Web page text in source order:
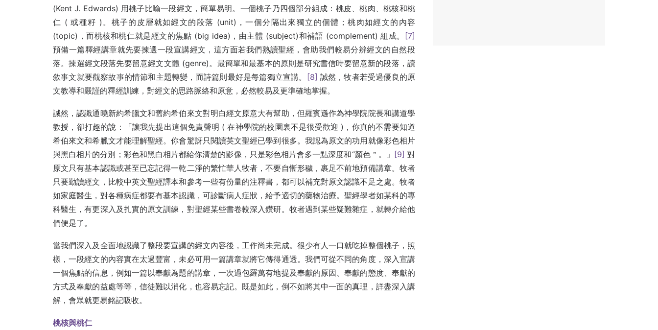
(Kent J. Edwards) 用桃子比喻一段經文，簡單易明。一個桃子乃四個部分組成：桃皮、桃肉、桃核和桃
仁 ( 或種籽 )。桃子的皮層就如經文的段落 (unit)，一個分隔出來獨立的個體；桃肉如經文的內容
(topic)，而桃核和桃仁就是經文的焦點 (big idea)，由主體 (subject)和補語 (complement) 組成。
[7]
預備一篇釋經講章就先要揀選一段宣講經文，這方面若我們熟讀聖經，會助我們較易分辨經文的自然段
落。揀選經文段落先要留意經文文體 (genre)。最簡單和最基本的原則是研究書信時要留意新的段落，讀
敘事文就要觀察故事的情節和主題轉變，而詩篇則最好是每篇獨立宣講。
[8] 誠然，牧者若受過優良的原
文教導和嚴謹的釋經訓練，對經文的思路脈絡和原意，必然較易及更準確地掌握。
誠然，認識通曉新約希臘文和舊約希伯來文對明白經文原意大有幫助，但羅賓遜作為神學院院長和講道學
教授，卻打趣的說：「讓我先提出這個免責聲明 ( 在神學院的校園裏不是很受歡迎 )，你真的不需要知道
希伯來文和希臘文才能理解聖經。你會驚訝只閱讀英文聖經已學到很多。我認為原文的功用就像彩色相片
與黑白相片的分別；彩色和黑白相片都給你清楚的影像，只是彩色相片會多一點深度和“顏色＂。」 [9] 對
原文只有基本認識或甚至已忘記得一乾二淨的繁忙華人牧者，不要自慚形穢，裹足不前地預備講章。牧者
只要勤讀經文，比較中英文聖經譯本和參考一些有份量的注釋書，都可以補充對原文認識不足之處。牧者
如家庭醫生，對各種病症都要有基本認識，可診斷病人症狀，給予適切的藥物治療。聖經學者如某科的專
科醫生，有更深入及扎實的原文訓練，對聖經某些書卷較深入鑽研。牧者遇到某些疑難雜症，就轉介給他
們便是了。
當我們深入及全面地認識了整段要宣講的經文內容後，工作尚未完成。很少有人一口就吃掉整個桃子，照
樣，一段經文的內容實在太過豐富，未必可用一篇講章就將它傳得通透。我們可從不同的角度，深入宣講
一個焦點的信息，例如一篇以奉獻為題的講章，一次過包羅萬有地提及奉獻的原因、奉獻的態度、奉獻的
方式及奉獻的益處等等，信徒難以消化，也容易忘記。既是如此，倒不如將其中一面的真理，詳盡深入講
解，會眾就更易銘記吸收。
桃核與桃仁